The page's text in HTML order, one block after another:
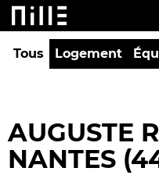
Tous Logement
AUGUSTE
NANTES